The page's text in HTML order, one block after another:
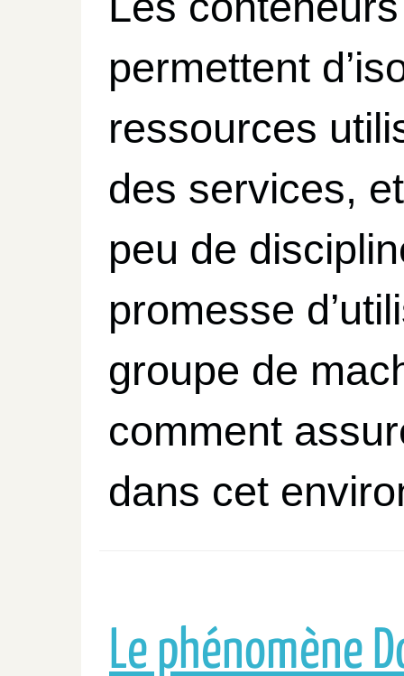
permettent
ressources
des services,
peu de
promesse
groupe de
comment
dans cet
Le phénomène